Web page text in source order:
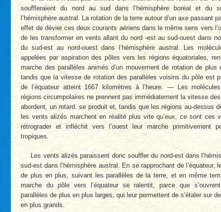
souffleraient du nord au sud dans l’hémisphère boréal et du
l’hémisphère austral. La rotation de la terre autour d’un axe passant
effet de dévier ces deux courants aériens dans le même sens vers
de les transformer en vents allant du nord -est au sud-ouest dans
du sud-est au nord-ouest dans l’hémisphère austral. Les
appelées par aspiration des pôles vers les régions équatoriales,
marche des parallèles animés d’un mouvement de rotation de
tandis que la vitesse de rotation des parallèles voisins du pôle est
de l’équateur atteint 1667 kilomètres à l’heure. — Les
régions circumpolaires ne prennent pas immédiatement la vitesse
abordent, un retard. se produit et, tandis que les régions au-dessus
les vents alizés marchent en réalité plus vite qu’eux, ce sont ces
rétrograder et infléchit vers l’ouest leur marche primitivement
tropiques.
Les vents alizés paraissent donc souffler du nord-est dans
sud-est dans l’hémisphère austral. En se rapprochant de l’équateur,
de plus en plus, suivant les parallèles de la terre, et en même
marche du pôle vers l’équateur se ralentit, parce que
parallèles de plus en plus larges, qui leur permettent de s’étaler sur
en plus grands.